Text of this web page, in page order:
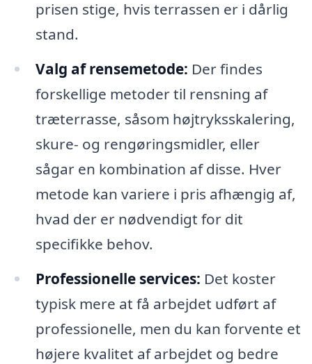
prisen stige, hvis terrassen er i dårlig
stand.
Valg af rensemetode: Der findes
forskellige metoder til rensning af
træterrasse, såsom højtryksskalering,
skure- og rengøringsmidler, eller
sågar en kombination af disse. Hver
metode kan variere i pris afhængig af,
hvad der er nødvendigt for dit
specifikke behov.
Professionelle services: Det koster
typisk mere at få arbejdet udført af
professionelle, men du kan forvente et
højere kvalitet af arbejdet og bedre